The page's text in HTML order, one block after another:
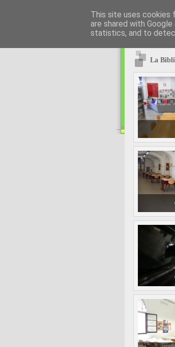
La
This site uses cookies
are shared with
statistics, and to